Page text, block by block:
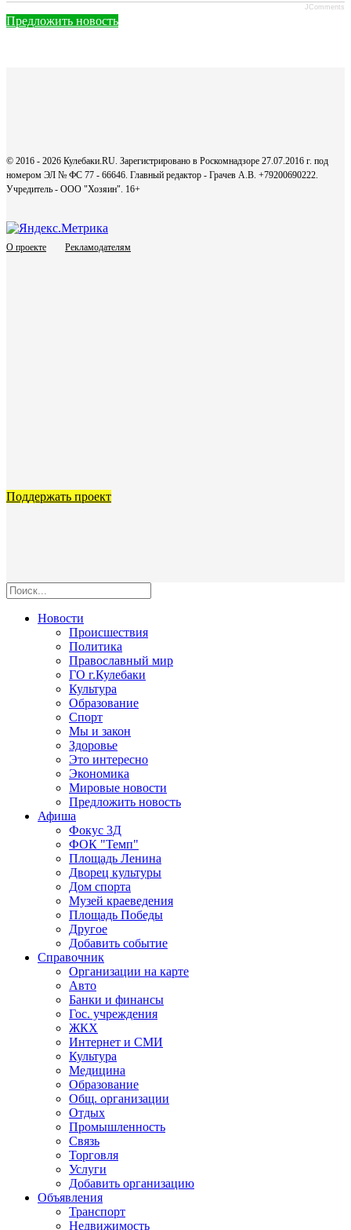
JComments
Предложить новость
© 2016 - 2026 Кулебаки.RU. Зарегистрировано в Роскомнадзоре 27.07.2016 г. под
номером ЭЛ № ФС 77 - 66646. Главный редактор - Грачев А.В. +79200690222.
Учредитель - ООО "Хозяин". 16+
О проекте Рекламодателям
Поддержать проект
Новости
Происшествия
Политика
Православный мир
ГО г.Кулебаки
Культура
Образование
Спорт
Мы и закон
Здоровье
Это интересно
Экономика
Мировые новости
Предложить новость
Афиша
Фокус 3Д
ФОК "Темп"
Площадь Ленина
Дворец культуры
Дом спорта
Музей краеведения
Площадь Победы
Другое
Добавить событие
Справочник
Организации на карте
Авто
Банки и финансы
Гос. учреждения
ЖКХ
Интернет и СМИ
Культура
Медицина
Образование
Общ. организации
Отдых
Промышленность
Связь
Торговля
Услуги
Добавить организацию
Объявления
Транспорт
Недвижимость